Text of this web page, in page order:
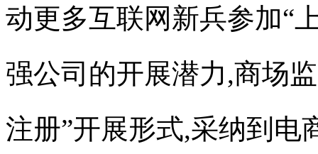
动更多互联网新兵参加“
强公司的开展潜力,商场
注册”开展形式,采纳到电